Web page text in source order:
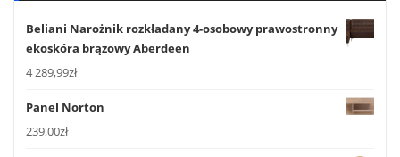
Beliani Narożnik rozkładany 4-osobowy prawostronny
ekoskóra brązowy Aberdeen
4 289,99zł
Panel Norton
239,00zł